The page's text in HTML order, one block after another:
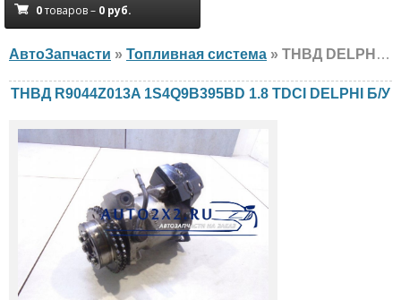
0товаров – 0 руб.
АвтоЗапчасти » Топливная система » ТНВД DELPHI R9044Z013A 1S4Q9B395BD 1.8 TDCI Ford, Б/У
ТНВД R9044Z013A 1S4Q9B395BD 1.8 TDCI DELPHI Б/У